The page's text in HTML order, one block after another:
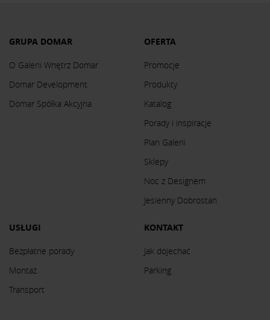
GRUPA DOMAR
O Galerii Wnętrz Domar
Domar Development
Domar Spółka Akcyjna
OFERTA
Promocje
Produkty
Katalog
Porady i inspiracje
Plan Galerii
Sklepy
Noc z Designem
Jesienny Dobrostan
USŁUGI
Bezpłatne porady
Montaż
Transport
KONTAKT
Jak dojechać
Parking